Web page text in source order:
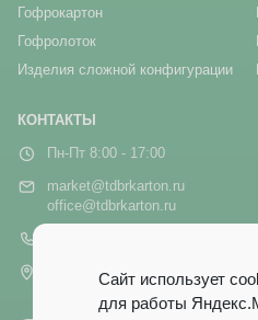
Гофрокартон
Гофролоток
Изделия сложной конфигурации
КОНТАКТЫ
Пн-Пт 8:00 - 17:00
market@tdbrkarton.ru
office@tdbrkarton.ru
г. Брянск, рп Белые Берега,
ул. Белобережская, 1А
Сайт использует
для работы